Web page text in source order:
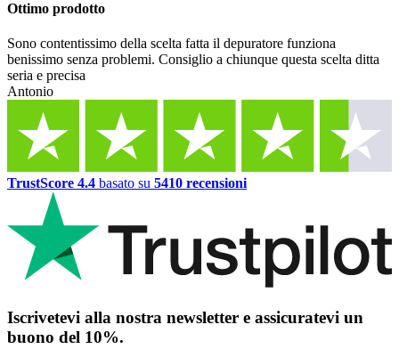
Ottimo prodotto
Sono contentissimo della scelta fatta il depuratore funziona
benissimo senza problemi. Consiglio a chiunque questa scelta ditta
seria e precisa
Antonio
TrustScore 4.4 basato su 5410 recensioni
Iscrivetevi alla nostra newsletter e assicuratevi un
buono del 10%.